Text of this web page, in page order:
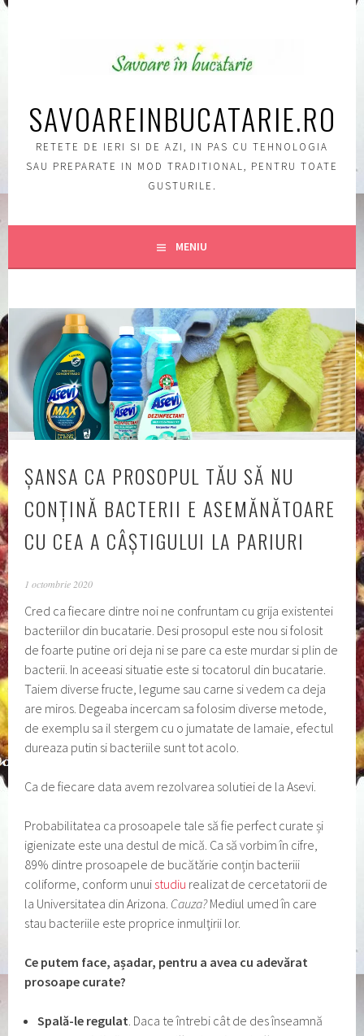
Sări
SAVOAREINBUCATARIE.RO
RETETE DE IERI SI DE AZI, IN PAS CU TEHNOLOGIA
SAU PREPARATE IN MOD TRADITIONAL, PENTRU TOATE
GUSTURILE.
MENIU
ȘANSA CA PROSOPUL TĂU SĂ NU
CONȚINĂ BACTERII E ASEMĂNĂTOARE
CU CEA A CÂȘTIGULUI LA PARIURI
1 octombrie 2020
Cred ca fiecare dintre noi ne confruntam cu grija existentei
bacteriilor din bucatarie. Desi prosopul este nou si folosit
de foarte putine ori deja ni se pare ca este murdar si plin de
bacterii. In aceeasi situatie este si tocatorul din bucatarie.
Taiem diverse fructe, legume sau carne si vedem ca deja
are miros. Degeaba incercam sa folosim diverse metode,
de exemplu sa il stergem cu o jumatate de lamaie, efectul
dureaza putin si bacteriile sunt tot acolo.
Ca de fiecare data avem rezolvarea solutiei de la Asevi.
Probabilitatea ca prosoapele tale să fie perfect curate și
igienizate este una destul de mică. Ca să vorbim în cifre,
89% dintre prosoapele de bucătărie conțin bacteriii
coliforme, conform unui studiu realizat de cercetatorii de
la Universitatea din Arizona. Cauza?Mediul umed în care
stau bacteriile este proprice inmulţirii lor.
Ce putem face, așadar, pentru a avea cu adevărat
prosoape curate?
Spală-le regulat. Daca te întrebi cât de des înseamnă